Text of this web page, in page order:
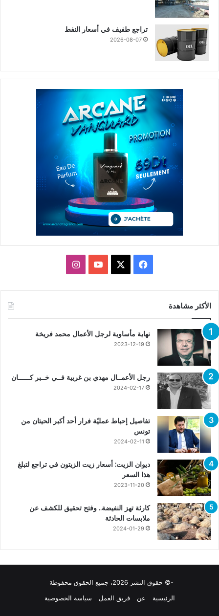
تراجع طفيف في أسعار النفط
2026-08-07
فيسبوك يوتيوبانستقرام
الأكثر مشاهدة
نهاية مأساوية لرجل الأعمال محمد فريخة
2023-12-19
رجل الأعمــال مهدي بن غربية فــي خــبر كــــــان
2024-02-17
تفاصيل إحباط عمليّة فرار أحد أكبر الحيتان من
تونس
2024-02-11
ديوان الزيت: أسعار زيت الزيتون في تراجع لتبلغ
هذا السعر
2023-11-20
كارثة تهز النفيضة.. وفتح تحقيق للكشف عن
ملابسات الحادثة
2024-01-29
-© حقوق النشر 2026، جميع الحقوق محفوظة
الرئيسية
عن فريق العمل سياسة الخصوصية